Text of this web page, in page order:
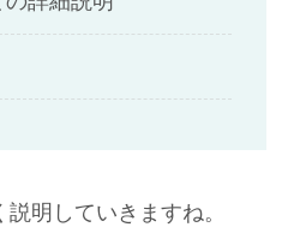
明していきますね。